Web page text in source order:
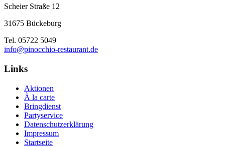
Scheier Straße 12
31675 Bückeburg
Tel. 05722 5049
info@pinocchio-restaurant.de
Links
Aktionen
À la carte
Bringdienst
Partyservice
Datenschutzerklärung
Impressum
Startseite